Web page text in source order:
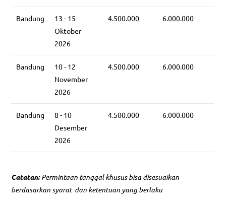
Bandung
13 - 15
Oktober
2026
4.500.000 6.000.000
Bandung
10 - 12
November
2026
4.500.000 6.000.000
Bandung
8 - 10
Desember
2026
4.500.000 6.000.000
Catatan:Permintaan tanggal khusus bisa disesuaikan
berdasarkan syarat dan ketentuan yang berlaku